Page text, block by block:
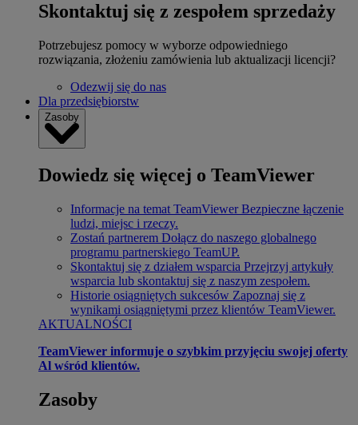
Skontaktuj się z zespołem sprzedaży
Potrzebujesz pomocy w wyborze odpowiedniego
rozwiązania, złożeniu zamówienia lub aktualizacji licencji?
Odezwij się do nas
Dla przedsiębiorstw
Zasoby
Dowiedz się więcej o TeamViewer
Informacje na temat TeamViewer Bezpieczne łączenie
ludzi, miejsc i rzeczy.
Zostań partnerem Dołącz do naszego globalnego
programu partnerskiego TeamUP.
Skontaktuj się z działem wsparcia Przejrzyj artykuły
wsparcia lub skontaktuj się z naszym zespołem.
Historie osiągniętych sukcesów Zapoznaj się z
wynikami osiągniętymi przez klientów TeamViewer.
AKTUALNOŚCI
TeamViewer informuje o szybkim przyjęciu swojej oferty
Al wśród klientów.
Zasoby